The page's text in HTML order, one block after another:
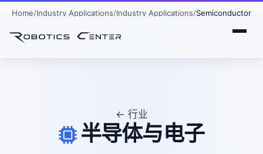
Home Industry Applications Industry Applications Semiconductor
← 行业
半导体与电子